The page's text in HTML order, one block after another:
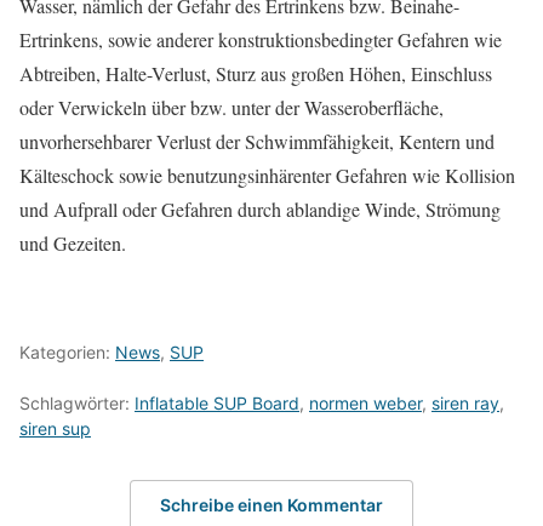
Wasser, nämlich der Gefahr des Ertrinkens bzw. Beinahe-
Ertrinkens, sowie anderer konstruktionsbedingter Gefahren wie
Abtreiben, Halte-Verlust, Sturz aus großen Höhen, Einschluss
oder Verwickeln über bzw. unter der Wasseroberfläche,
unvorhersehbarer Verlust der Schwimmfähigkeit, Kentern und
Kälteschock sowie benutzungsinhärenter Gefahren wie Kollision
und Aufprall oder Gefahren durch ablandige Winde, Strömung
und Gezeiten.
Kategorien: News, SUP
Schlagwörter: Inflatable SUP Board, normen weber, siren ray,
siren sup
Schreibe einen Kommentar